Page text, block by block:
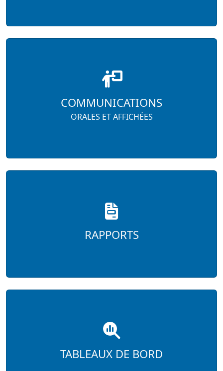
COMMUNICATIONS
ORALES ET AFFICHÉES
RAPPORTS
TABLEAUX DE BORD